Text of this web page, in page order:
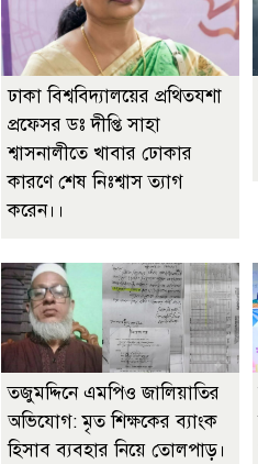
ঢাকা বিশ্ববিদ্যালয়ের প্রথিতযশা
প্রফেসর ডঃ দীপ্তি সাহা
শ্বাসনালীতে খাবার ঢোকার
কারণে শেষ নিঃশ্বাস ত্যাগ
করেন।।
তজুমদ্দিনে এমপিও জালিয়াতির
অভিযোগ: মৃত শিক্ষকের ব্যাংক
হিসাব ব্যবহার নিয়ে তোলপাড়।